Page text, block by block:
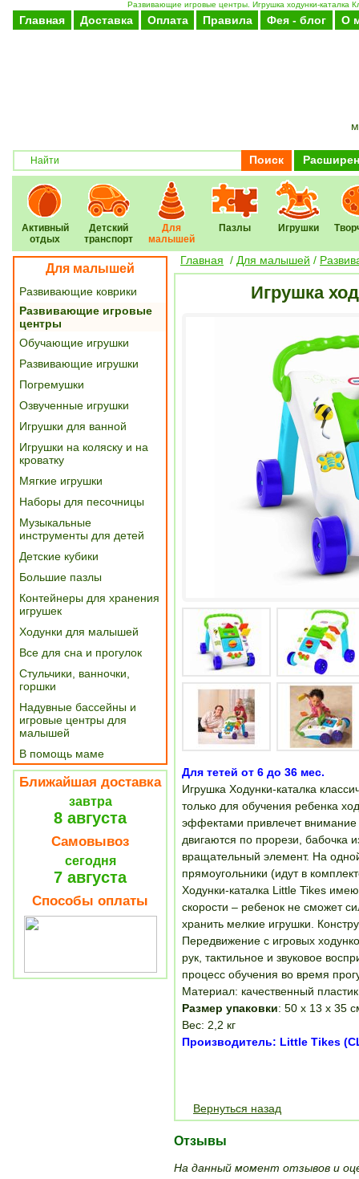
Развивающие игровые центры. Игрушка ходунки-каталка
Главная Доставка Оплата Правила Фея - блог О
Поиск
Активный
отдых
Детский
транспорт
Для
малышей
Пазлы Игрушки
Для малышей
Развивающие коврики
Развивающие игровые
центры
Обучающие игрушки
Развивающие игрушки
Погремушки
Озвученные игрушки
Игрушки для ванной
Игрушки на коляску и на
кроватку
Мягкие игрушки
Наборы для песочницы
Музыкальные
инструменты для детей
Детские кубики
Большие пазлы
Контейнеры для хранения
игрушек
Ходунки для малышей
Все для сна и прогулок
Стульчики, ванночки,
горшки
Надувные бассейны и
игровые центры для
малышей
В помощь маме
Ближайшая доставка
завтра
8 августа
Самовывоз
сегодня
7 августа
Способы оплаты
Главная / Для малышей /
Игрушка
Для тетей от 6 до 36 мес.
Игрушка Ходунки-каталка
только для обучения ребенка
эффектами привлечет
двигаются по прорези, бабочка
вращательный элемент. На
прямоугольники (идут в
Ходунки-каталка Little Tikes
скорости – ребенок не сможет
хранить мелкие игрушки.
Передвижение с игровых
рук, тактильное и звуковое
процесс обучения во время
Материал: качественный
Размер упаковки: 50 х 13 х 35
Вес: 2,2 кг
Производитель: Little Tikes
Вернуться назад
Отзывы
На данный момент отзывов и